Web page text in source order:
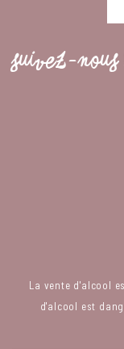
SUIVEZ-NOUS
La vente d'alcool
d'alcool est